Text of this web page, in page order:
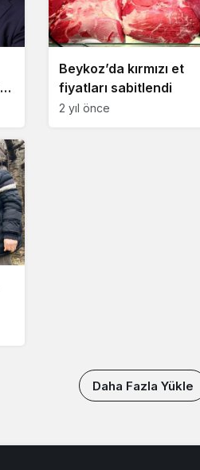
Beykoz’da kırmızı et
fiyatları sabitlendi
2 yıl önce
Daha Fazla Yükle